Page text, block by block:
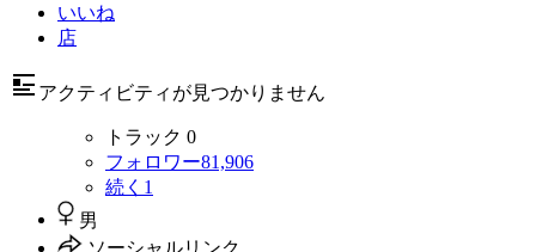
いいね
店
アクティビティが見つかりません
トラック 0
フォロワー81,906
続く 1
男